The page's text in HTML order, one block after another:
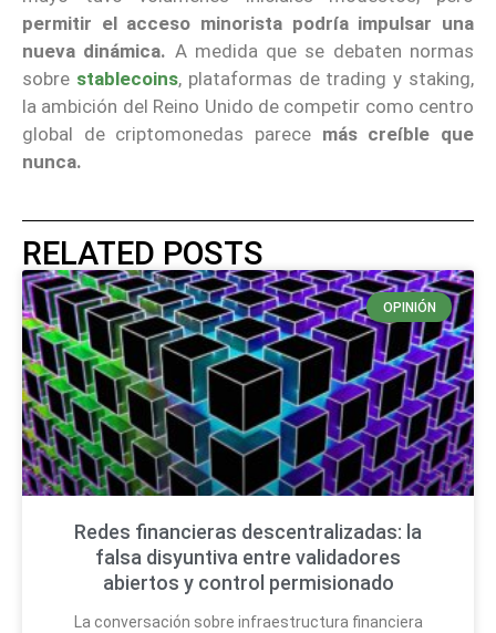
permitir el acceso minorista podría impulsar una
nueva dinámica. A medida que se debaten normas
sobre stablecoins, plataformas de trading y staking,
la ambición del Reino Unido de competir como centro
global de criptomonedas parece más creíble que
nunca.
RELATED POSTS
OPINIÓN
Redes financieras descentralizadas: la
falsa disyuntiva entre validadores
abiertos y control permisionado
La conversación sobre infraestructura financiera